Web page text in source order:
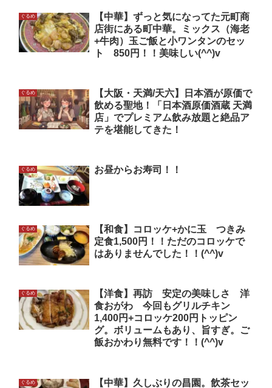
ぐるめ
【中華】ずっと気になってた元町商
店街にある町中華。ミックス（海老
+牛肉）玉ご飯と小ワンタンのセッ
ト 850円！！美味しい(^^)v
ぐるめ
【大阪・天満/天六】日本酒が原価で
飲める聖地！「日本酒原価酒蔵 天満
店」でプレミアム飲み放題と絶品ア
テを堪能してきた！
ぐるめ お昼からお寿司！！
ぐるめ
【和食】コロッケ+かに玉 つきみ
定食1,500円！！ただのコロッケで
はありませんでした！！(^^)v
ぐるめ
【洋食】再訪 安定の美味しさ 洋
食おがわ 今回もグリルチキン
1,400円+コロッケ200円トッピン
グ。ボリュームもあり、旨すぎ。ご
飯おかわり無料です！！(^^)v
ぐるめ 【中華】久しぶりの昌園。飲茶セッ